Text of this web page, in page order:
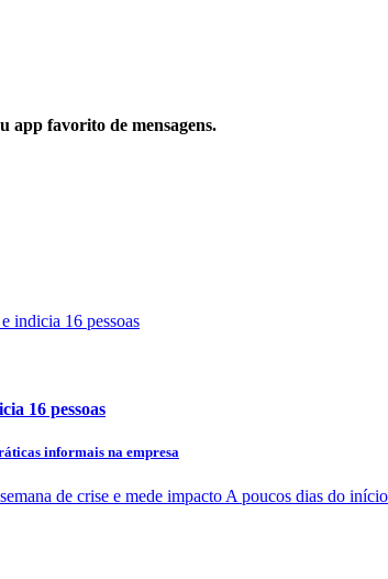
app favorito de mensagens.
16 pessoas
informais na empresa